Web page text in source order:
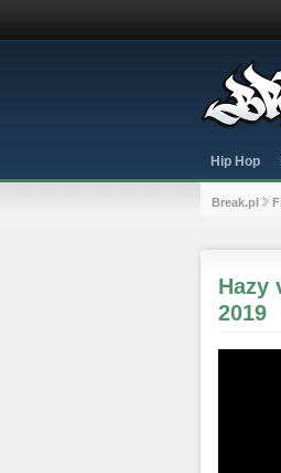
Hip Hop
Break.pl
Hazy
2019